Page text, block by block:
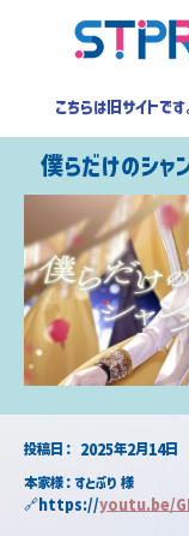
こちらは旧サイトで
僕らだけのシャ
2025年2月14日
​投稿日：
本家様：すとぷり 様
🔗https://youtu.be/